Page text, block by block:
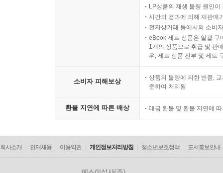
LP상품의 재생 불량 원인
시간의 경과에 의해 재판매
전자상거래 등에서의 소비
eBook 세트 상품은 일괄 구
1개의 상품으로 취급 및 판
우, 세트 상품 전부 및 세트
소비자 피해보상
상품의 불량에 의한 반품,
준하여 처리됨
환불 지연에 따른 배상 대금 환불 및 환불 지연에
회사소개 인재채용 이용약관 개인정보처리방침 청소년보호정책 도서홍보안내